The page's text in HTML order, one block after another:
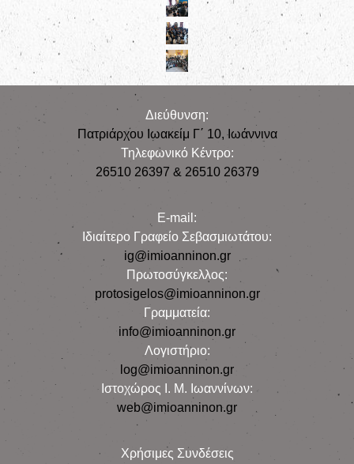
Διεύθυνση:
Πατριάρχου Ιωακείμ Γ΄ 10, Iωάννινα
Τηλεφωνικό Κέντρο:
26510 26397 & 26510 26379
E-mail:
Iδιαίτερο Γραφείο Σεβασμιωτάτου:
ig@imioanninon.gr
Πρωτοσύγκελλος:
protosigelos@imioanninon.gr
Γραμματεία:
info@imioanninon.gr
Λογιστήριο:
log@imioanninon.gr
Ιστοχώρος Ι. Μ. Ιωαννίνων:
web@imioanninon.gr
Χρήσιμες Συνδέσεις